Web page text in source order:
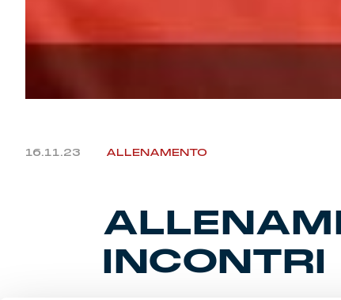
16.11.23 ALLENAMENTO
INCONTRI